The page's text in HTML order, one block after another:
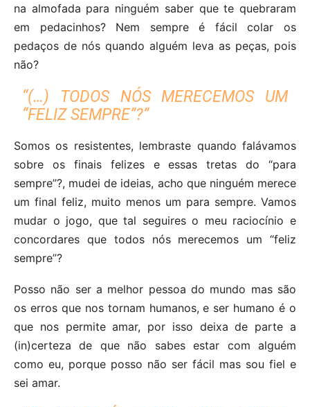
na almofada para ninguém saber que te quebraram
em pedacinhos? Nem sempre é fácil colar os
pedaços de nós quando alguém leva as peças, pois
não?
“(…) TODOS NÓS MERECEMOS UM
“FELIZ SEMPRE”?”
Somos os resistentes, lembraste quando falávamos
sobre os finais felizes e essas tretas do “para
sempre”?, mudei de ideias, acho que ninguém merece
um final feliz, muito menos um para sempre. Vamos
mudar o jogo, que tal seguires o meu raciocínio e
concordares que todos nós merecemos um “feliz
sempre”?
Posso não ser a melhor pessoa do mundo mas são
os erros que nos tornam humanos, e ser humano é o
que nos permite amar, por isso deixa de parte a
(in)certeza de que não sabes estar com alguém
como eu, porque posso não ser fácil mas sou fiel e
sei amar.